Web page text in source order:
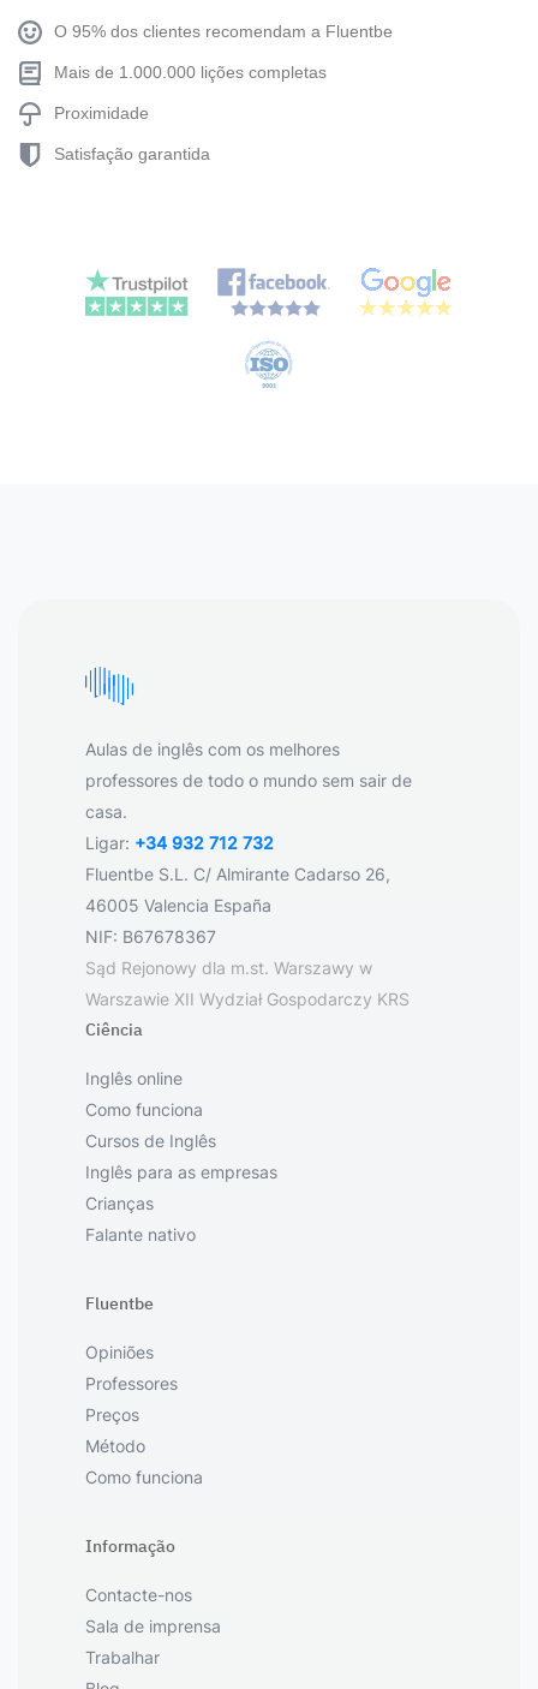
O 95% dos clientes recomendam a Fluentbe
Mais de 1.000.000 lições completas
Proximidade
Satisfação garantida
Aulas de inglês com os melhores
professores de todo o mundo sem sair de
casa.
Ligar: +34 932 712 732
Fluentbe S.L. C/ Almirante Cadarso 26,
46005 Valencia España
NIF: B67678367
Sąd Rejonowy dla m.st. Warszawy w
Warszawie XII Wydział Gospodarczy KRS
Ciência
Inglês online
Como funciona
Cursos de Inglês
Inglês para as empresas
Crianças
Falante nativo
Fluentbe
Opiniões
Professores
Preços
Método
Como funciona
Informação
Contacte-nos
Sala de imprensa
Trabalhar